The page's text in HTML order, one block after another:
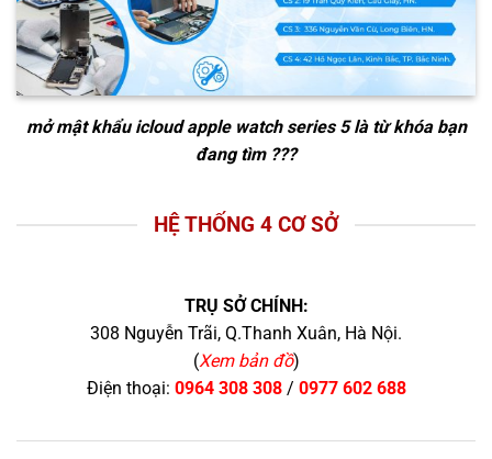
mở mật khẩu icloud apple watch series 5là từ khóa bạn
đang tìm ???
HỆ THỐNG 4 CƠ SỞ
TRỤ SỞ CHÍNH:
308 Nguyễn Trãi, Q.Thanh Xuân, Hà Nội.
(Xem bản đồ)
Điện thoại: 0964 308 308/ 0977 602 688